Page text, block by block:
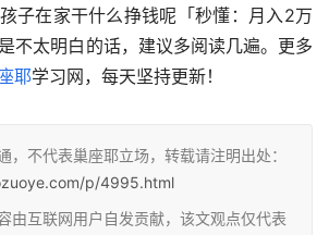
子在家干什么挣钱呢「秒懂：月入2万
不太明白的话，建议多阅读几遍。更多
耶学习网，每天坚持更新！
，不代表巢座耶立场，转载请注明出处：
p/4995.html
由互联网用户自发贡献，该文观点仅代表